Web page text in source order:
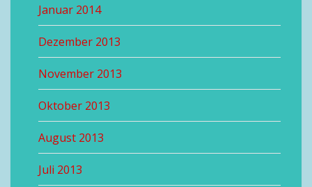
Januar 2014
Dezember 2013
November 2013
Oktober 2013
August 2013
Juli 2013